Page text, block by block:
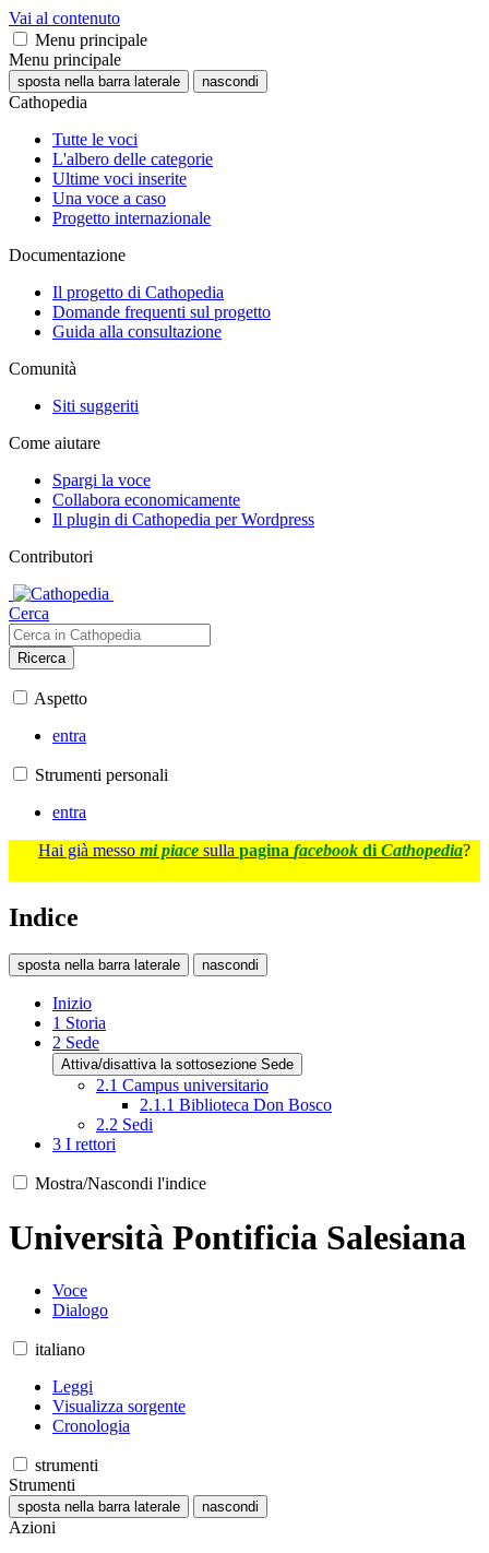
Vai al contenuto
Menu principale
Menu principale
sposta nella barra laterale nascondi
Cathopedia
Tutte le voci
L'albero delle categorie
Ultime voci inserite
Una voce a caso
Progetto internazionale
Documentazione
Il progetto di Cathopedia
Domande frequenti sul progetto
Guida alla consultazione
Comunità
Siti suggeriti
Come aiutare
Spargi la voce
Collabora economicamente
Il plugin di Cathopedia per Wordpress
Contributori
Cerca
Ricerca
Aspetto
entra
Strumenti personali
entra
Hai già messo mi piace sulla pagina facebook di Cathopedia?
Indice
sposta nella barra laterale nascondi
Inizio
1 Storia
2 Sede
Attiva/disattiva la sottosezione Sede
2.1 Campus universitario
2.1.1 Biblioteca Don Bosco
2.2 Sedi
3 I rettori
Mostra/Nascondi l'indice
Università Pontificia Salesiana
Voce
Dialogo
italiano
Leggi
Visualizza sorgente
Cronologia
strumenti
Strumenti
sposta nella barra laterale nascondi
Azioni